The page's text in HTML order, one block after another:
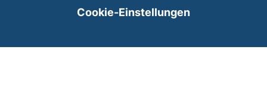
Cookie-Einstellungen